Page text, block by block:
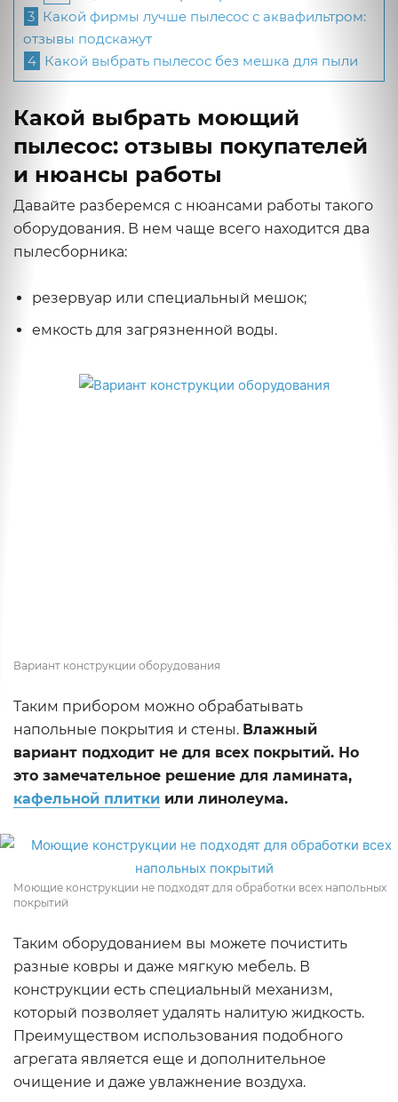
3 Какой фирмы лучше пылесос с аквафильтром:
отзывы подскажут
4 Какой выбрать пылесос без мешка для пыли
Какой выбрать моющий
пылесос: отзывы покупателей
и нюансы работы
Давайте разберемся с нюансами работы такого
оборудования. В нем чаще всего находится два
пылесборника:
резервуар или специальный мешок;
емкость для загрязненной воды.
Вариант конструкции оборудования
Таким прибором можно обрабатывать
напольные покрытия и стены. Влажный
вариант подходит не для всех покрытий. Но
это замечательное решение для ламината,
кафельной плитки или линолеума.
Моющие конструкции не подходят для обработки всех напольных
покрытий
Таким оборудованием вы можете почистить
разные ковры и даже мягкую мебель. В
конструкции есть специальный механизм,
который позволяет удалять налитую жидкость.
Преимуществом использования подобного
агрегата является еще и дополнительное
очищение и даже увлажнение воздуха.